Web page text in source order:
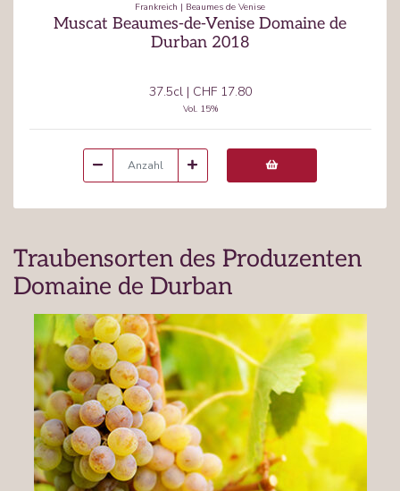
Frankreich | Beaumes de Venise
Muscat Beaumes-de-Venise Domaine de
Durban 2018
37.5cl| CHF 17.80
Vol. 15%
Traubensorten des Produzenten
Domaine de Durban